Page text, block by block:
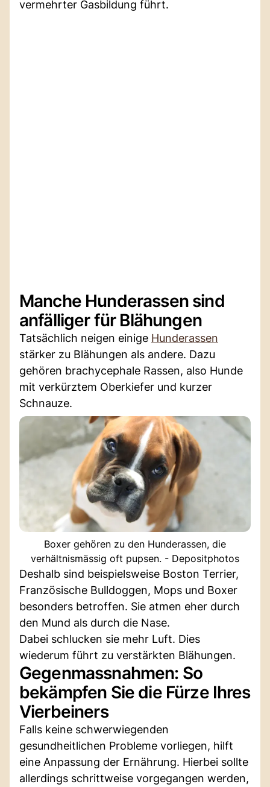
vermehrter Gasbildung führt.
Manche Hunderassen sind
anfälliger für Blähungen
Tatsächlich neigen einige Hunderassen
stärker zu Blähungen als andere. Dazu
gehören brachycephale Rassen, also Hunde
mit verkürztem Oberkiefer und kurzer
Schnauze.
Boxer gehören zu den Hunderassen, die
verhältnismässig oft pupsen. - Depositphotos
Deshalb sind beispielsweise Boston Terrier,
Französische Bulldoggen, Mops und Boxer
besonders betroffen. Sie atmen eher durch
den Mund als durch die Nase.
Dabei schlucken sie mehr Luft. Dies
wiederum führt zu verstärkten Blähungen.
Gegenmassnahmen: So
bekämpfen Sie die Fürze Ihres
Vierbeiners
Falls keine schwerwiegenden
gesundheitlichen Probleme vorliegen, hilft
eine Anpassung der Ernährung. Hierbei sollte
allerdings schrittweise vorgegangen werden,